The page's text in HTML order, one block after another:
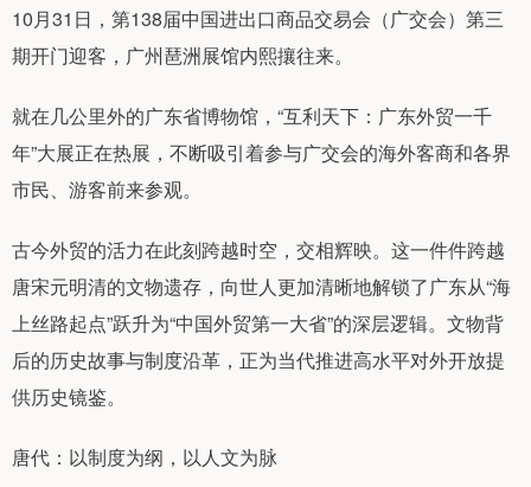
10月31日，第138届中国进出口商品交易会（广交会）第三
期开门迎客，广州琶洲展馆内熙攘往来。
就在几公里外的广东省博物馆，“互利天下：广东外贸一千
年”大展正在热展，不断吸引着参与广交会的海外客商和各界
市民、游客前来参观。
古今外贸的活力在此刻跨越时空，交相辉映。这一件件跨越
唐宋元明清的文物遗存，向世人更加清晰地解锁了广东从“海
上丝路起点”跃升为“中国外贸第一大省”的深层逻辑。文物背
后的历史故事与制度沿革，正为当代推进高水平对外开放提
供历史镜鉴。
唐代：以制度为纲，以人文为脉